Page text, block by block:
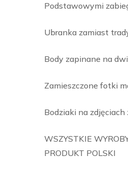
Podstawowymi
Ubranka zamiast
Body zapinane na
Zamieszczone fotki
Bodziaki na
WSZYSTKIE
PRODUKT POLSKI